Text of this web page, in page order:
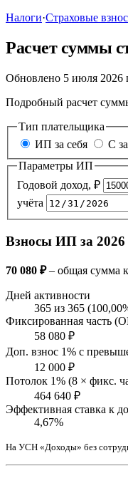
Налоги·Страховые
Расчет суммы
Обновлено 5 июля 2026
Подробный расчет
Тип плательщика
ИП за себя
С
Параметры ИП
Годовой доход, ₽
учёта
Взносы ИП за 2026
70 080 ₽– общая сумма
Дней активности
365 из 365
Фиксированная часть
58 080 ₽
Доп. взнос 1% с
12 000 ₽
Потолок 1% (8 × фикс.
464 640 ₽
Эффективная ставка к
4,67%
На УСН «Доходы» без